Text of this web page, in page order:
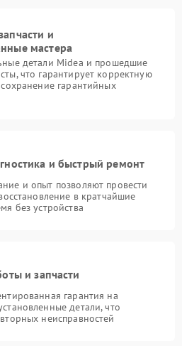
и
мастера
детали Midea и прошедшие
что гарантирует корректную
гарантийных
и быстрый ремонт
и опыт позволяют провести
в кратчайшие
без устройства
и запчасти
гарантия на
детали, что
неисправностей